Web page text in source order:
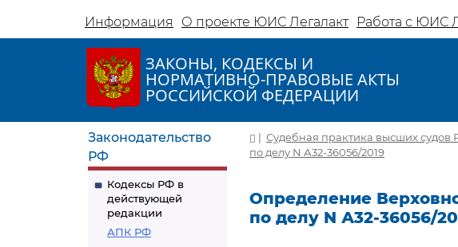
Информация О проекте ЮИС Легалакт Работа с ЮИС
ЗАКОНЫ, КОДЕКСЫ И
НОРМАТИВНО-ПРАВОВЫЕ АКТЫ
РОССИЙСКОЙ ФЕДЕРАЦИИ
Законодательство
РФ
Кодексы РФ в
действующей
редакции
АПК РФ
| Судебная практика высших судов
по делу N А32-36056/2019
Определение
по делу N А32-36056/